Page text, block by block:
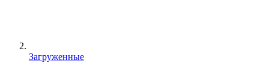
Загруженные